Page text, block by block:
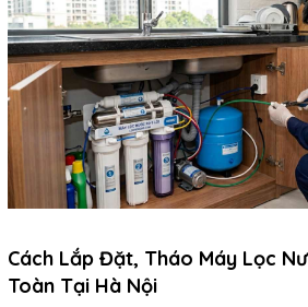
Cách Lắp Đặt, Tháo Máy Lọc
Toàn Tại Hà Nội